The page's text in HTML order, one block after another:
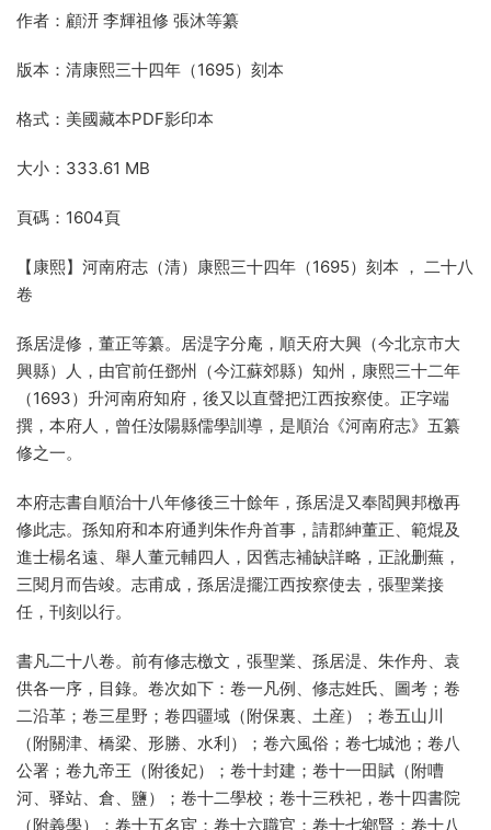
作者：顧汧 李輝祖修 張沐等纂
版本：清康熙三十四年（1695）刻本
格式：美國藏本PDF影印本
大小：333.61 MB
頁碼：1604頁
【康熙】河南府志（清）康熙三十四年（1695）刻本 ， 二十八
卷
孫居湜修，董正等纂。居湜字分庵，順天府大興（今北京市大
興縣）人，由官前任鄧州（今江蘇郊縣）知州，康熙三十二年
（1693）升河南府知府，後又以直聲把江西按察使。正字端
撰，本府人，曾任汝陽縣儒學訓導，是順治《河南府志》五纂
修之一。
本府志書自順治十八年修後三十餘年，孫居湜又奉閻興邦檄再
修此志。孫知府和本府通判朱作舟首事，請郡紳董正、範焜及
進士楊名遠、舉人董元輔四人，因舊志補缺詳略，正訛删蕪，
三閱月而告竣。志甫成，孫居湜擺江西按察使去，張聖業接
任，刊刻以行。
書凡二十八卷。前有修志檄文，張聖業、孫居湜、朱作舟、袁
供各一序，目錄。卷次如下：卷一凡例、修志姓氏、圖考；卷
二沿革；卷三星野；卷四疆域（附保裏、土産）；卷五山川
（附關津、橋梁、形勝、水利）；卷六風俗；卷七城池；卷八
公署；卷九帝王（附後妃）；卷十封建；卷十一田賦（附嘈
河、驿站、倉、鹽）；卷十二學校；卷十三秩祀，卷十四書院
（附義學）；卷十五名宦；卷十六職官；卷十七鄉賢；卷十八